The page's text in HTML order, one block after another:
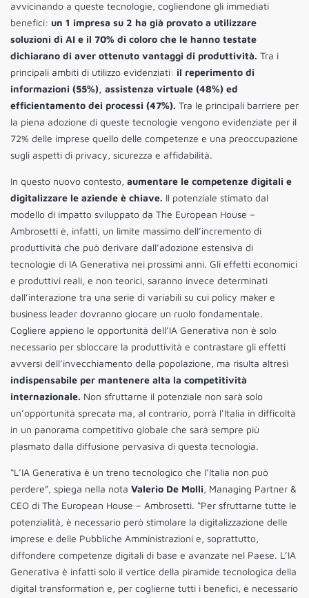
avvicinando a queste tecnologie, cogliendone gli immediati
benefici: un 1 impresa su 2 ha già provato a utilizzare
soluzioni di AI e il 70% di coloro che le hanno testate
dichiarano di aver ottenuto vantaggi di produttività. Tra i
principali ambiti di utilizzo evidenziati: il reperimento di
informazioni (55%), assistenza virtuale (48%) ed
efficientamento dei processi (47%). Tra le principali barriere per
la piena adozione di queste tecnologie vengono evidenziate per il
72% delle imprese quello delle competenze e una preoccupazione
sugli aspetti di privacy, sicurezza e affidabilità.
In questo nuovo contesto, aumentare le competenze digitali e
digitalizzare le aziende è chiave. Il potenziale stimato dal
modello di impatto sviluppato da The European House –
Ambrosetti è, infatti, un limite massimo dell’incremento di
produttività che può derivare dall’adozione estensiva di
tecnologie di IA Generativa nei prossimi anni. Gli effetti economici
e produttivi reali, e non teorici, saranno invece determinati
dall’interazione tra una serie di variabili su cui policy maker e
business leader dovranno giocare un ruolo fondamentale.
Cogliere appieno le opportunità dell’IA Generativa non è solo
necessario per sbloccare la produttività e contrastare gli effetti
avversi dell’invecchiamento della popolazione, ma risulta altresì
indispensabile per mantenere alta la competitività
internazionale. Non sfruttarne il potenziale non sarà solo
un’opportunità sprecata ma, al contrario, porrà l’Italia in difficoltà
in un panorama competitivo globale che sarà sempre più
plasmato dalla diffusione pervasiva di questa tecnologia.
“L’IA Generativa è un treno tecnologico che l’Italia non può
perdere”, spiega nella nota Valerio De Molli, Managing Partner &
CEO di The European House – Ambrosetti. “Per sfruttarne tutte le
potenzialità, è necessario però stimolare la digitalizzazione delle
imprese e delle Pubbliche Amministrazioni e, soprattutto,
diffondere competenze digitali di base e avanzate nel Paese. L’IA
Generativa è infatti solo il vertice della piramide tecnologica della
digital transformation e, per coglierne tutti i benefici, è necessario